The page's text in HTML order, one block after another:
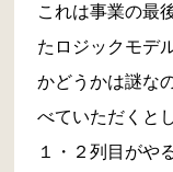
これは事業の最
たロジックモデ
かどうかは謎な
べていただくと
１・２列目がや